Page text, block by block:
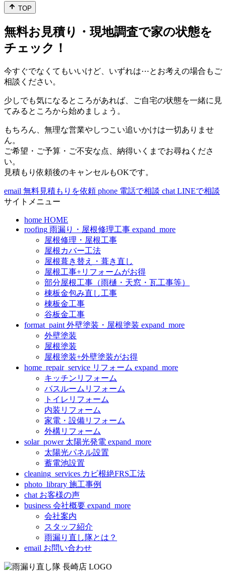
TOP
無料お見積り・現地調査で家の状態を
チェック！
今すぐでなくてもいいけど、いずれは⋯とお考えの場合もご
相談ください。
少しでも気になるところがあれば、ご自宅の状態を一緒に見
てみるところから始めましょう。
もちろん、無理な営業やしつこい追いかけは一切ありませ
ん。
ご希望・ご予算・ご不安な点、納得いくまでお尋ねくださ
い。
見積もり依頼後のキャンセルもOKです。
email 無料見積もりを依頼 phone 電話で相談 chat LINEで相談
サイトメニュー
home HOME
roofing 雨漏り・屋根修理工事 expand_more
屋根修理・屋根工事
屋根カバー工法
屋根葺き替え・葺き直し
屋根工事+リフォームがお得
部分屋根工事（雨樋・天窓・瓦工事等）
棟板金包み直し工事
棟板金工事
谷板金工事
format_paint 外壁塗装・屋根塗装 expand_more
外壁塗装
屋根塗装
屋根塗装+外壁塗装がお得
home_repair_service リフォーム expand_more
キッチンリフォーム
バスルームリフォーム
トイレリフォーム
内装リフォーム
家電・設備リフォーム
外構リフォーム
solar_power 太陽光発電 expand_more
太陽光パネル設置
蓄電池設置
cleaning_services カビ根絶FRS工法
photo_library 施工事例
chat お客様の声
business 会社概要 expand_more
会社案内
スタッフ紹介
雨漏り直し隊とは？
email お問い合わせ